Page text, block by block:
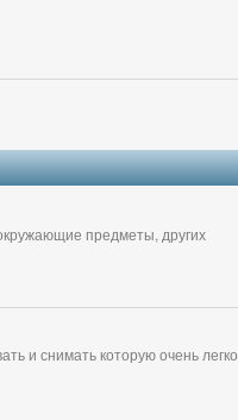
предметы, других
и снимать которую очень легко